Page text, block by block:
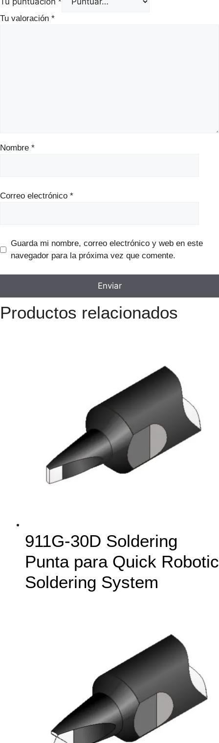
Tu valoración *
Nombre *
Correo electrónico *
Guarda mi nombre, correo electrónico y web en este
navegador para la próxima vez que comente.
Productos relacionados
911G-30D Soldering
Punta para Quick Robotic
Soldering System